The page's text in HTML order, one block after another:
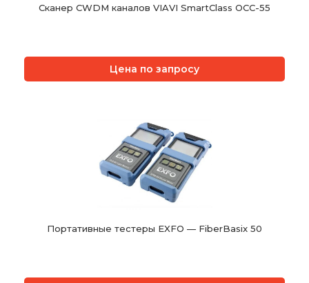
Сканер CWDM каналов VIAVI SmartClass OCC-55
Цена по запросу
Портативные тестеры EXFO — FiberBasix 50